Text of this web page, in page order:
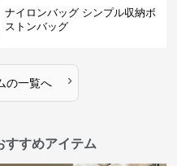
ナイロンバッグ シンプル収納ボ
ストンバッグ
の一覧へ ›
すすめアイテム